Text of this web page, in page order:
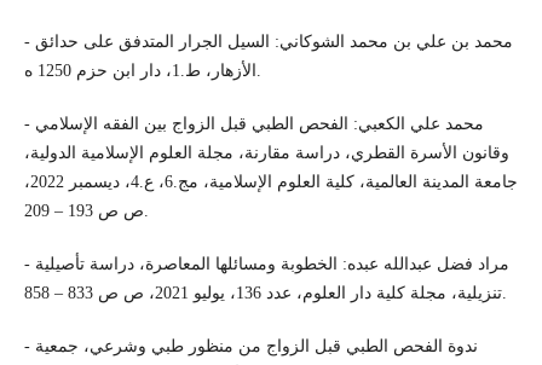
- محمد بن علي بن محمد الشوكاني: السيل الجرار المتدفق على حدائق
الأزهار، ط.1، دار ابن حزم 1250 ه.
- محمد علي الكعبي: الفحص الطبي قبل الزواج بين الفقه الإسلامي
وقانون الأسرة القطري، دراسة مقارنة، مجلة العلوم الإسلامية الدولية،
جامعة المدينة العالمية، كلية العلوم الإسلامية، مج.6، ع.4، ديسمبر 2022،
ص ص 193 – 209.
- مراد فضل عبدالله عبده: الخطوبة ومسائلها المعاصرة، دراسة تأصيلية
تنزيلية، مجلة كلية دار العلوم، عدد 136، يوليو 2021، ص ص 833 – 858.
- ندوة الفحص الطبي قبل الزواج من منظور طبي وشرعي، جمعية